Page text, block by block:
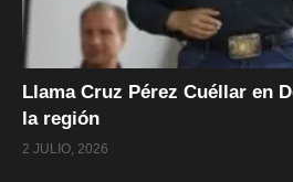
Llama Cruz Pérez Cuéllar en
la región
2 JULIO, 2026